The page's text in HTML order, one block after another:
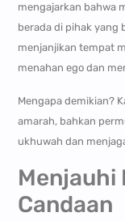
mengajarkan bahwa
berada di pihak yang
menjanjikan tempat
menahan ego dan
Mengapa demikian?
amarah, bahkan
ukhuwah dan
Menjauhi
Candaan